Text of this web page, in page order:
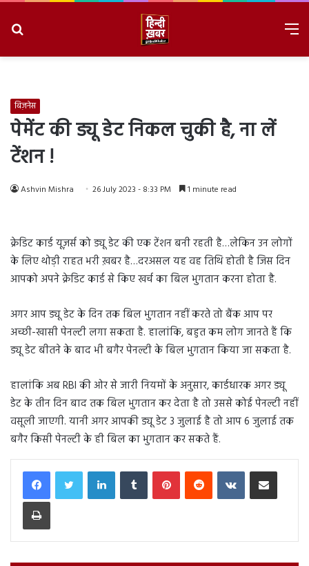
बिज़नेस
पेमेंट की ड्यू डेट निकल चुकी है, ना लें
टेंशन !
Ashvin Mishra 26 July 2023 - 8:33 PM 1 minute read
क्रेडिट कार्ड यूज़र्स को ड्यू डेट की एक टेंशन बनी रहती है…लेकिन उन लोगों
के लिए थोड़ी राहत भरी ख़बर है…दरअसल यह वह तिथि होती है जिस दिन
आपको अपने क्रेडिट कार्ड से किए खर्च का बिल भुगतान करना होता है.
अगर आप ड्यू डेट के दिन तक बिल भुगतान नहीं करते तो बैंक आप पर
अच्छी-खासी पेनल्टी लगा सकता है. हालांकि, बहुत कम लोग जानते हैं कि
ड्यू डेट बीतने के बाद भी बगैर पेनल्टी के बिल भुगतान किया जा सकता है.
हालांकि अब RBI की ओर से जारी नियमों के अनुसार, कार्डधारक अगर ड्यू
डेट के तीन दिन बाद तक बिल भुगतान कर देता है तो उससे कोई पेनल्टी नहीं
वसूली जाएगी. यानी अगर आपकी ड्यू डेट 3 जुलाई है तो आप 6 जुलाई तक
बगैर किसी पेनल्टी के ही बिल का भुगतान कर सकते हैं.
LinkedInTumblr PinterestReddit VKontakteShare via Email
Print